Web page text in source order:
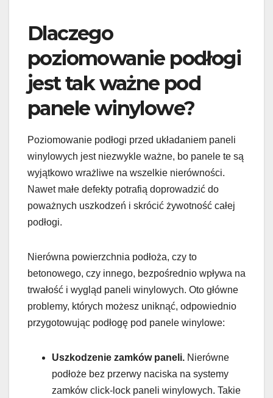
Dlaczego
poziomowanie podłogi
jest tak ważne pod
panele winylowe?
Poziomowanie podłogi przed układaniem paneli
winylowych jest niezwykle ważne, bo panele te są
wyjątkowo wrażliwe na wszelkie nierówności.
Nawet małe defekty potrafią doprowadzić do
poważnych uszkodzeń i skrócić żywotność całej
podłogi.
Nierówna powierzchnia podłoża, czy to
betonowego, czy innego, bezpośrednio wpływa na
trwałość i wygląd paneli winylowych. Oto główne
problemy, których możesz uniknąć, odpowiednio
przygotowując podłogę pod panele winylowe:
Uszkodzenie zamków paneli. Nierówne
podłoże bez przerwy naciska na systemy
zamków click-lock paneli winylowych. Takie